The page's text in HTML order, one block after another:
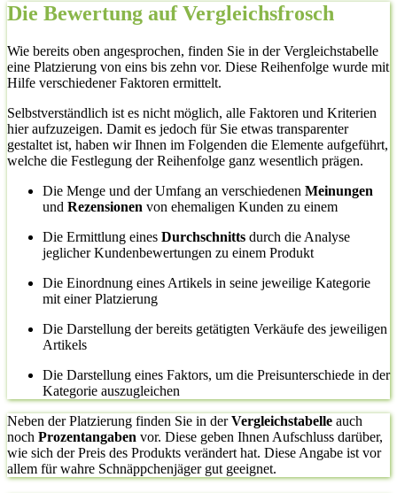
Die Bewertung auf Vergleichsfrosch
Wie bereits oben angesprochen, finden Sie in der Vergleichstabelle
eine Platzierung von eins bis zehn vor. Diese Reihenfolge wurde mit
Hilfe verschiedener Faktoren ermittelt.
Selbstverständlich ist es nicht möglich, alle Faktoren und Kriterien
hier aufzuzeigen. Damit es jedoch für Sie etwas transparenter
gestaltet ist, haben wir Ihnen im Folgenden die Elemente aufgeführt,
welche die Festlegung der Reihenfolge ganz wesentlich prägen.
Die Menge und der Umfang an verschiedenen Meinungen
und Rezensionen von ehemaligen Kunden zu einem
Die Ermittlung eines Durchschnitts durch die Analyse
jeglicher Kundenbewertungen zu einem Produkt
Die Einordnung eines Artikels in seine jeweilige Kategorie
mit einer Platzierung
Die Darstellung der bereits getätigten Verkäufe des jeweiligen
Artikels
Die Darstellung eines Faktors, um die Preisunterschiede in der
Kategorie auszugleichen
Neben der Platzierung finden Sie in derVergleichstabelle auch
noch Prozentangaben vor. Diese geben Ihnen Aufschluss darüber,
wie sich der Preis des Produkts verändert hat. Diese Angabe ist vor
allem für wahre Schnäppchenjäger gut geeignet.